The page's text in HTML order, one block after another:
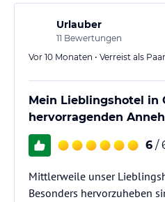
Urlauber
11 Bewertungen
Vor 10 Monaten • Verreist als
Mein Lieblingshotel in
hervorragenden
6 /
Mittlerweile unser
Besonders hervorzuheben